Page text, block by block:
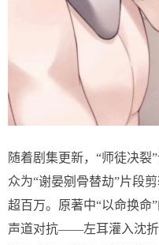
随着剧集更新，“师徒决裂
众为“谢晏剜骨替劫”片段
超百万。原著中“以命换命
声道对抗——左耳灌入沈折